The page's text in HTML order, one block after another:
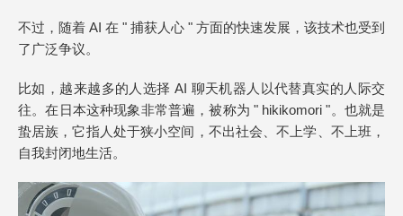
不过，随着 AI 在 " 捕获人心 " 方面的快速发展，该技术也受到
了广泛争议。
比如，越来越多的人选择 AI 聊天机器人以代替真实的人际交
往。在日本这种现象非常普遍，被称为 " hikikomori "。也就是
蛰居族，它指人处于狭小空间，不出社会、不上学、不上班，
自我封闭地生活。